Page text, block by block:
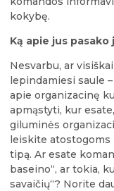
kokybę.
Ką apie jus
Nesvarbu, ar
lepindamiesi saule
apie organizacinę
apmąstyti, kur
giluminės
leiskite
tipą. Ar esate
baseino“, ar tokia,
savaičių“? Norite